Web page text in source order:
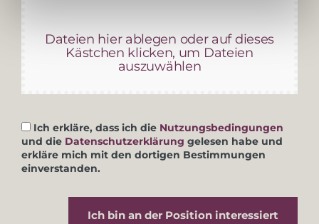
Dateien hier ablegen oder auf dieses
Kästchen klicken, um Dateien
auszuwählen
Ich erkläre, dass ich die Nutzungsbedingungen
und die Datenschutzerklärung gelesen habe und
erkläre mich mit den dortigen Bestimmungen
einverstanden.
Ich bin an der Position interessiert